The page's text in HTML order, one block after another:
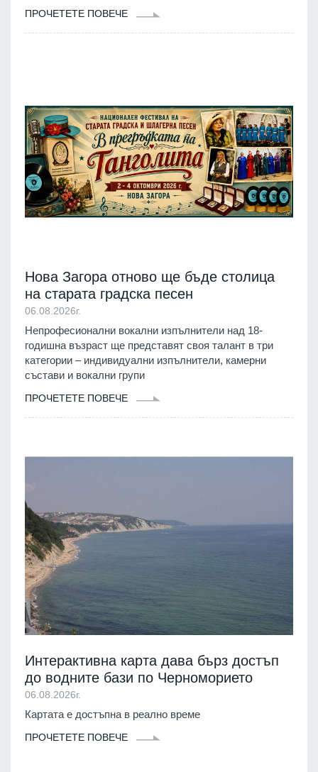
ПРОЧЕТЕТЕ ПОВЕЧЕ
Нова Загора отново ще бъде столица
на старата градска песен
06.08.2026г.
Непрофесионални вокални изпълнители над 18-
годишна възраст ще представят своя талант в три
категории – индивидуални изпълнители, камерни
състави и вокални групи
ПРОЧЕТЕТЕ ПОВЕЧЕ
Интерактивна карта дава бърз достъп
до водните бази по Черноморието
06.08.2026г.
Картата е достъпна в реално време
ПРОЧЕТЕТЕ ПОВЕЧЕ